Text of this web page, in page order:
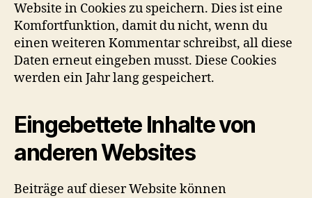
Website in Cookies zu speichern. Dies ist eine
Komfortfunktion, damit du nicht, wenn du
einen weiteren Kommentar schreibst, all diese
Daten erneut eingeben musst. Diese Cookies
werden ein Jahr lang gespeichert.
Eingebettete Inhalte von
anderen Websites
Beiträge auf dieser Website können